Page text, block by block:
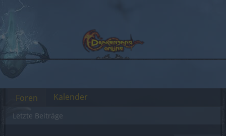
Foren
Letzte Beiträge
Kalender